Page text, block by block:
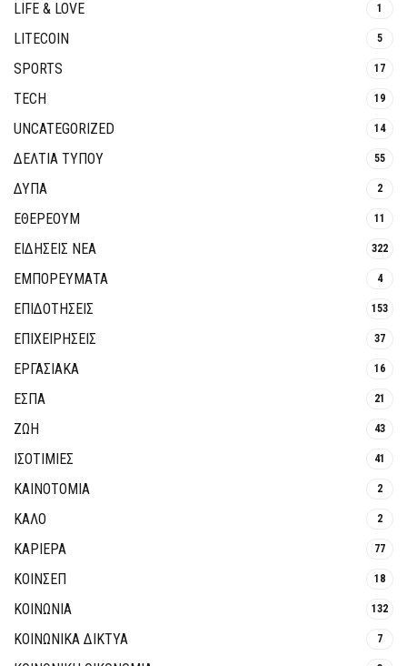
LIFE & LOVE 1
LITECOIN 5
SPORTS 17
TECH 19
UNCATEGORIZED 14
ΔΕΛΤΙΑ ΤΥΠΟΥ 55
ΔΥΠΑ 2
ΕΘΈΡΕΟΥΜ 11
ΕΙΔΗΣΕΙΣ ΝΕΑ 322
ΕΜΠΟΡΕΥΜΑΤΑ 4
ΕΠΙΔΟΤΗΣΕΙΣ 153
ΕΠΙΧΕΙΡΗΣΕΙΣ 37
ΕΡΓΑΣΙΑΚΑ 16
ΕΣΠΑ 21
ΖΩΗ 43
ΙΣΟΤΙΜΙΕΣ 41
ΚΑΙΝΟΤΟΜΊΑ 2
ΚΑΛΟ 2
ΚΑΡΙΕΡΑ 77
ΚΟΙΝΣΕΠ 18
ΚΟΙΝΩΝΙΑ 132
ΚΟΙΝΩΝΙΚΆ ΔΊΚΤΥΑ 7